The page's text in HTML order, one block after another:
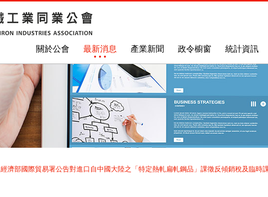
關於公會 最新消息 產業新聞 政令櫥窗 統計資訊
經濟部國際貿易署公告對進口自中國大陸之「特定熱軋扁軋鋼品」課徵反傾銷稅及臨時